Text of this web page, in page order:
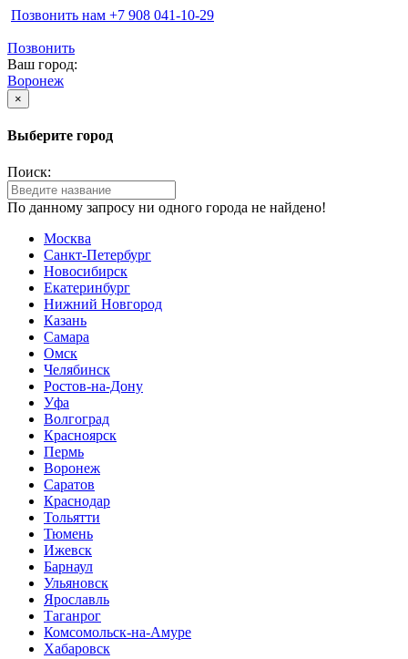
Позвонить нам ‪+7 908 041-10-29
Позвонить
Ваш город:
Воронеж
×
Выберите город
Поиск:
По данному запросу ни одного города не найдено!
Москва
Санкт-Петербург
Новосибирск
Екатеринбург
Нижний Новгород
Казань
Самара
Омск
Челябинск
Ростов-на-Дону
Уфа
Волгоград
Красноярск
Пермь
Воронеж
Саратов
Краснодар
Тольятти
Тюмень
Ижевск
Барнаул
Ульяновск
Ярославль
Таганрог
Комсомольск-на-Амуре
Хабаровск